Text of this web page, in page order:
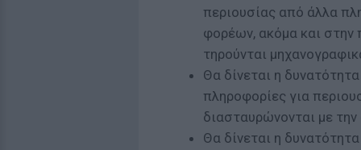
περιουσίας από άλλα
φορέων, ακόμα και στην
τηρούνται
Θα δίνεται η
πληροφορίες για
διασταυρώνονται με την
Θα δίνεται η